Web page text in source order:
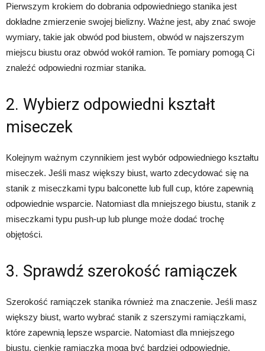
Pierwszym krokiem do dobrania odpowiedniego stanika jest
dokładne zmierzenie swojej bielizny. Ważne jest, aby znać swoje
wymiary, takie jak obwód pod biustem, obwód w najszerszym
miejscu biustu oraz obwód wokół ramion. Te pomiary pomogą Ci
znaleźć odpowiedni rozmiar stanika.
2. Wybierz odpowiedni kształt
miseczek
Kolejnym ważnym czynnikiem jest wybór odpowiedniego kształtu
miseczek. Jeśli masz większy biust, warto zdecydować się na
stanik z miseczkami typu balconette lub full cup, które zapewnią
odpowiednie wsparcie. Natomiast dla mniejszego biustu, stanik z
miseczkami typu push-up lub plunge może dodać trochę
objętości.
3. Sprawdź szerokość ramiączek
Szerokość ramiączek stanika również ma znaczenie. Jeśli masz
większy biust, warto wybrać stanik z szerszymi ramiączkami,
które zapewnią lepsze wsparcie. Natomiast dla mniejszego
biustu, cienkie ramiączka mogą być bardziej odpowiednie.